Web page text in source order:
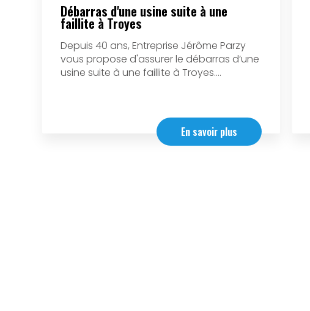
Débarras d'une usine suite à une
faillite à Troyes
Depuis 40 ans, Entreprise Jérôme Parzy
vous propose d'assurer le débarras d’une
usine suite à une faillite à Troyes....
En savoir plus